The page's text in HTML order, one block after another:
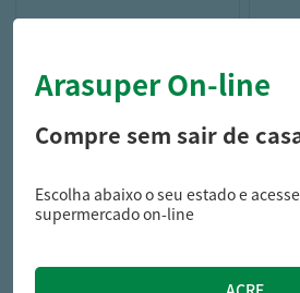
R$ 27,69
Arasuper On-line
Compre sem sair de
Escolha abaixo o seu estado e
supermercado on-line